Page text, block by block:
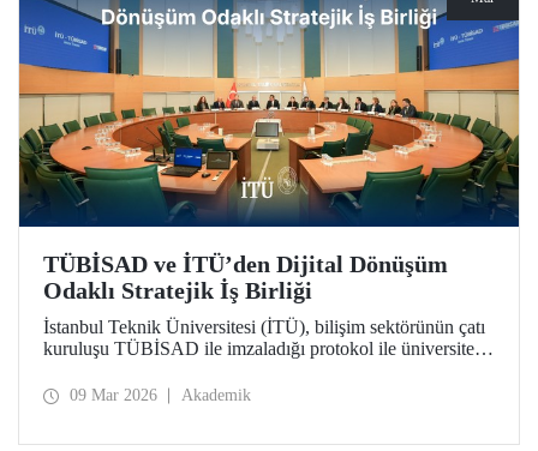
TÜBİSAD ve İTÜ’den Dijital Dönüşüm
Odaklı Stratejik İş Birliği
İstanbul Teknik Üniversitesi (İTÜ), bilişim sektörünün çatı
kuruluşu TÜBİSAD ile imzaladığı protokol ile üniversite-
09 Mar 2026 Akademik